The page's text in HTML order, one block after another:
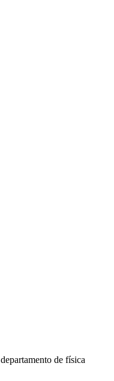
departamento de física